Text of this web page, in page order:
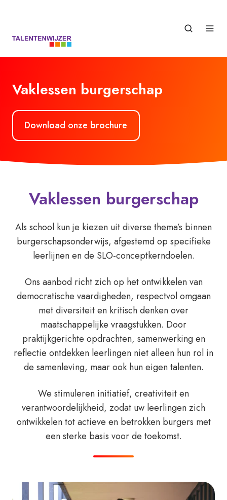
Vaklessen burgerschap
Download onze brochure
Vaklessen burgerschap
Als school kun je kiezen uit diverse thema’s binnen
burgerschapsonderwijs, afgestemd op specifieke
leerlijnen en de SLO-conceptkerndoelen.
Ons aanbod richt zich op het ontwikkelen van
democratische vaardigheden, respectvol omgaan
met diversiteit en kritisch denken over
maatschappelijke vraagstukken. Door
praktijkgerichte opdrachten, samenwerking en
reflectie ontdekken leerlingen niet alleen hun rol in
de samenleving, maar ook hun eigen talenten.
We stimuleren initiatief, creativiteit en
verantwoordelijkheid, zodat uw leerlingen zich
ontwikkelen tot actieve en betrokken burgers met
een sterke basis voor de toekomst.